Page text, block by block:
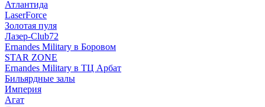
Атлантида
LaserForce
Золотая пуля
Лазер-Club72
Ernandes Military в Боровом
STAR ZONE
Ernandes Military в ТЦ Арбат
Бильярдные залы
Империя
Агат